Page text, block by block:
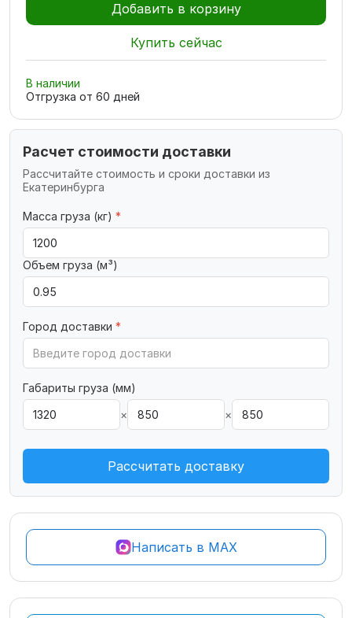
Добавить в корзину
Купить сейчас
В наличии
Отгрузка от 60 дней
Расчет стоимости доставки
Рассчитайте стоимость и сроки доставки из
Екатеринбурга
Масса груза (кг) *
Объем груза (м³)
Город доставки *
Габариты груза (мм)
×
×
Рассчитать доставку
Написать в MAX